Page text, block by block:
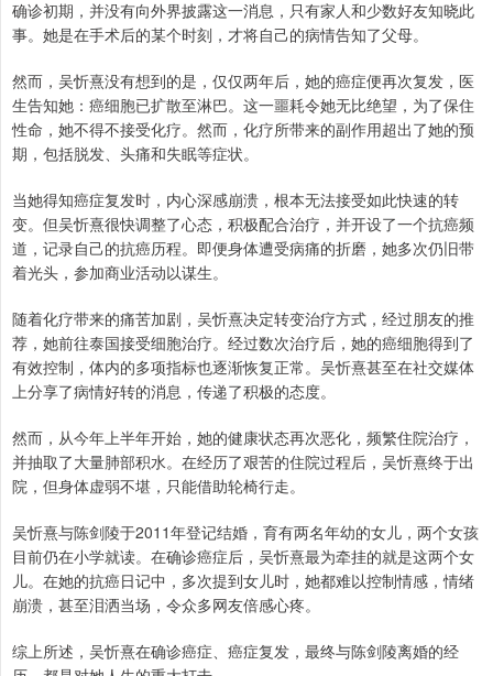
确诊初期，并没有向外界披露这一消息，只有家人和少数好友知晓此
事。她是在手术后的某个时刻，才将自己的病情告知了父母。
然而，吴忻熹没有想到的是，仅仅两年后，她的癌症便再次复发，医
生告知她：癌细胞已扩散至淋巴。这一噩耗令她无比绝望，为了保住
性命，她不得不接受化疗。然而，化疗所带来的副作用超出了她的预
期，包括脱发、头痛和失眠等症状。
当她得知癌症复发时，内心深感崩溃，根本无法接受如此快速的转
变。但吴忻熹很快调整了心态，积极配合治疗，并开设了一个抗癌频
道，记录自己的抗癌历程。即便身体遭受病痛的折磨，她多次仍旧带
着光头，参加商业活动以谋生。
随着化疗带来的痛苦加剧，吴忻熹决定转变治疗方式，经过朋友的推
荐，她前往泰国接受细胞治疗。经过数次治疗后，她的癌细胞得到了
有效控制，体内的多项指标也逐渐恢复正常。吴忻熹甚至在社交媒体
上分享了病情好转的消息，传递了积极的态度。
然而，从今年上半年开始，她的健康状态再次恶化，频繁住院治疗，
并抽取了大量肺部积水。在经历了艰苦的住院过程后，吴忻熹终于出
院，但身体虚弱不堪，只能借助轮椅行走。
吴忻熹与陈剑陵于2011年登记结婚，育有两名年幼的女儿，两个女孩
目前仍在小学就读。在确诊癌症后，吴忻熹最为牵挂的就是这两个女
儿。在她的抗癌日记中，多次提到女儿时，她都难以控制情感，情绪
崩溃，甚至泪洒当场，令众多网友倍感心疼。
综上所述，吴忻熹在确诊癌症、癌症复发，最终与陈剑陵离婚的经